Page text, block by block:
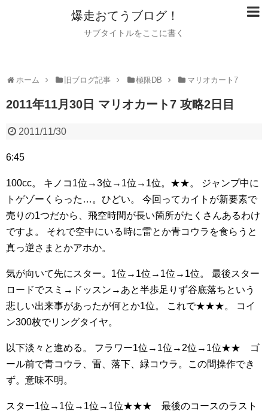
爆走おてうブログ！
サブタイトルをここに書く
ホーム 旧ブログ記事 極限DB マリオカート7
2011年11月30日 マリオカート7 攻略2日目
2011/11/30
6:45
100cc。 キノコ1位→3位→1位→1位。★★。
ジャンプ中に
トゲゾーくらった…。ひどい。
今回ってカイトが新要素で
売りの1つだから、飛空時間が長い箇所がたくさんあるわけ
ですよ。
それで空中にいる時に雷とか青コウラを食らうと
真っ逆さまとかアホか。
気が向いて先にスター。1位→1位→1位→1位。
最後スター
ロードでスミ→ドッスン→あと半歩足りず谷底落ちという
悲しい出来事があったが何とか1位。
これで★★★。
コイ
ン300枚でリングタイヤ。
以下淡々と進める。
フラワー1位→1位→2位→1位★★ ゴ
ール前で青コウラ、雷、落下、緑コウラ。この間操作でき
ず。意味不明。
スター1位→1位→1位→1位★★★ 最後のコースのラスト